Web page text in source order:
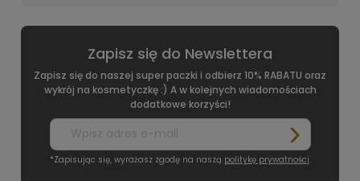
Zapisz się do Newslettera
Zapisz się do naszej super paczki i odbierz 10% RABATU oraz
wykrój na kosmetyczkę :) A w kolejnych wiadomościach
dodatkowe korzyści!
*Zapisując się, wyrażasz zgodę na naszą politykę prywatności.